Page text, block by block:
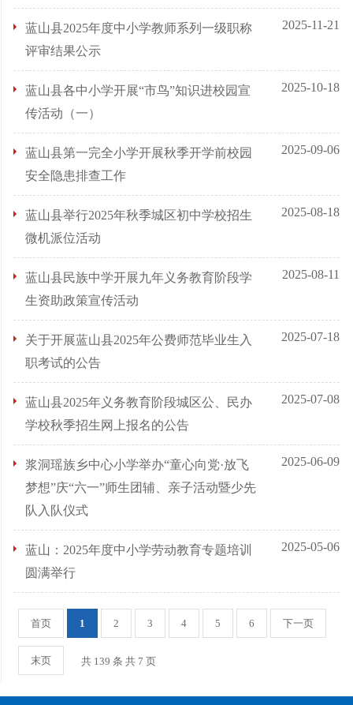
蓝山县2025年度中小学教师系列一级职称
评审结果公示
2025-11-21
蓝山县各中小学开展“市鸟”知识进校园宣
传活动（一）
2025-10-18
蓝山县第一完全小学开展秋季开学前校园
安全隐患排查工作
2025-09-06
蓝山县举行2025年秋季城区初中学校招生
微机派位活动
2025-08-18
蓝山县民族中学开展九年义务教育阶段学
生资助政策宣传活动
2025-08-11
关于开展蓝山县2025年公费师范毕业生入
职考试的公告
2025-07-18
蓝山县2025年义务教育阶段城区公、民办
学校秋季招生网上报名的公告
2025-07-08
浆洞瑶族乡中心小学举办“童心向党·放飞
梦想”庆“六一”师生团辅、亲子活动暨少先
队入队仪式
2025-06-09
蓝山：2025年度中小学劳动教育专题培训
圆满举行
2025-05-06
首页 1 2 3 4 5 6 下一页
末页 共 139 条 共 7 页